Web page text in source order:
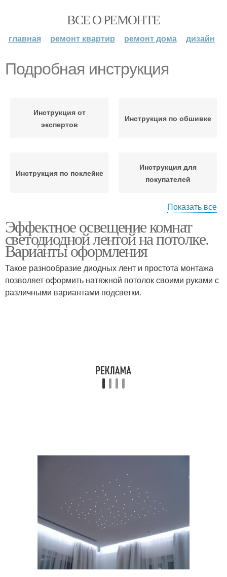
ВСЕ О РЕМОНТЕ
главная ремонт квартир ремонт дома дизайн
Подробная инструкция
Инструкция от
экспертов
Инструкция по обшивке
Инструкция по поклейке
Инструкция для
покупателей
Инструкция по сборке
подключению
Показать все
Эффектное освещение комнат
светодиодной лентой на потолке.
Варианты оформления
Такое разнообразие диодных лент и простота монтажа
позволяет оформить натяжной потолок своими руками с
различными вариантами подсветки.